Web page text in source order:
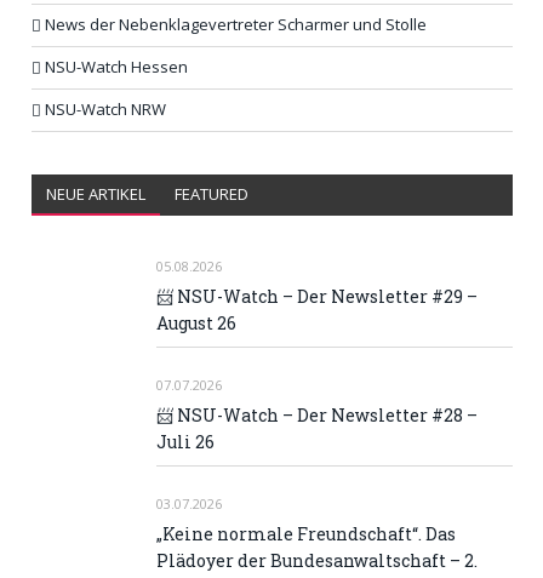
News der Nebenklagevertreter Scharmer und Stolle
NSU-Watch Hessen
NSU-Watch NRW
NEUE ARTIKEL FEATURED
05.08.2026
📨 NSU-Watch – Der Newsletter #29 –
August 26
07.07.2026
📨 NSU-Watch – Der Newsletter #28 –
Juli 26
03.07.2026
„Keine normale Freundschaft“. Das
Plädoyer der Bundesanwaltschaft – 2.